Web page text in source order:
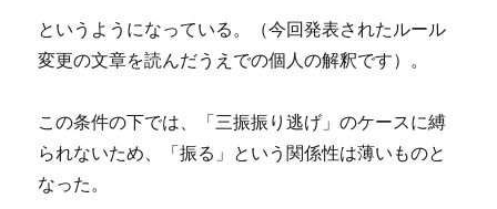
というようになっている。（今回発表されたルール
変更の文章を読んだうえでの個人の解釈です）。
この条件の下では、「三振振り逃げ」のケースに縛
られないため、「振る」という関係性は薄いものと
なった。